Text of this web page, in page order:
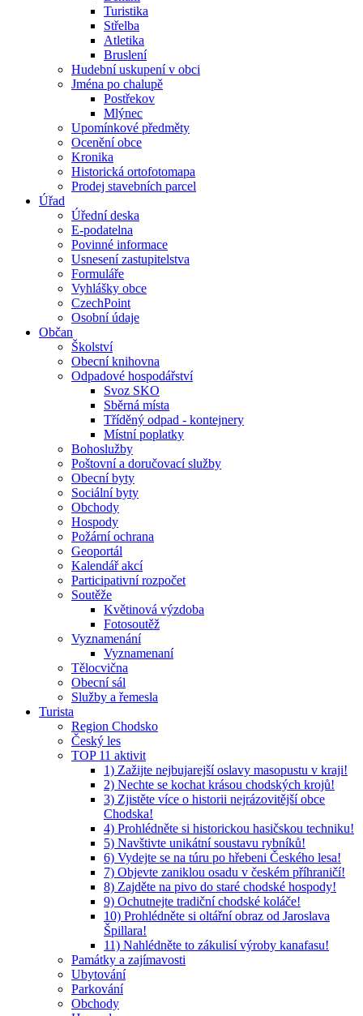
Turistika
Střelba
Atletika
Bruslení
Hudební uskupení v obci
Jména po chalupě
Postřekov
Mlýnec
Upomínkové předměty
Ocenění obce
Kronika
Historická ortofotomapa
Prodej stavebních parcel
Úřad
Úřední deska
E-podatelna
Povinné informace
Usnesení zastupitelstva
Formuláře
Vyhlášky obce
CzechPoint
Osobní údaje
Občan
Školství
Obecní knihovna
Odpadové hospodářství
Svoz SKO
Sběrná místa
Tříděný odpad - kontejnery
Místní poplatky
Bohoslužby
Poštovní a doručovací služby
Obecní byty
Sociální byty
Obchody
Hospody
Požární ochrana
Geoportál
Kalendář akcí
Participativní rozpočet
Soutěže
Květinová výzdoba
Fotosoutěž
Vyznamenání
Vyznamenaní
Tělocvična
Obecní sál
Služby a řemesla
Turista
Region Chodsko
Český les
TOP 11 aktivit
1) Zažijte nejbujarejší oslavy masopustu v kraji!
2) Nechte se kochat krásou chodských krojů!
3) Zjistěte více o historii nejrázovitější obce
Chodska!
4) Prohlédněte si historickou hasičskou techniku!
5) Navštivte unikátní soustavu rybníků!
6) Vydejte se na túru po hřebeni Českého lesa!
7) Objevte zaniklou osadu v českém příhraničí!
8) Zajděte na pivo do staré chodské hospody!
9) Ochutnejte tradiční chodské koláče!
10) Prohlédněte si oltářní obraz od Jaroslava
Špillara!
11) Nahlédněte to zákulisí výroby kanafasu!
Památky a zajímavosti
Ubytování
Parkování
Obchody